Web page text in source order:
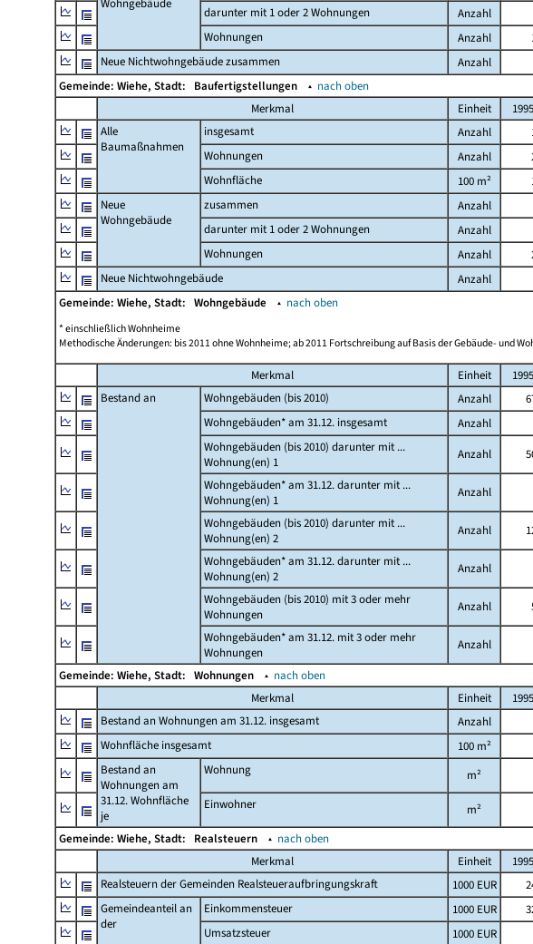
Wohngebäude
darunter mit 1 oder 2 Wohnungen
Anzahl
Wohnungen
Anzahl
Neue Nichtwohngebäude zusammen
Anzahl
Gemeinde: Wiehe, Stadt: Baufertigstellungen ▴ nach oben
Merkmal
Einheit 1995
Alle
Baumaßnahmen
insgesamt Anzahl
Wohnungen
Anzahl
Wohnfläche
100 m²
Neue
Wohngebäude
zusammen Anzahl
darunter mit 1 oder 2 Wohnungen
Anzahl
Wohnungen
Anzahl
Neue Nichtwohngebäude
Anzahl
Gemeinde: Wiehe, Stadt: Wohngebäude ▴ nach oben
* einschließlich Wohnheime
Methodische Änderungen: bis 2011 ohne Wohnheime; ab 2011 Fortschreibung auf Basis der Gebäude- und
Merkmal Einheit 1995
Bestand an
Wohngebäuden (bis 2010) Anzahl
Wohngebäuden* am 31.12. insgesamt
Anzahl
Wohngebäuden (bis 2010) darunter mit ...
Wohnung(en) 1
Anzahl
Wohngebäuden* am 31.12. darunter mit ...
Wohnung(en) 1
Anzahl
Wohngebäuden (bis 2010) darunter mit ...
Wohnung(en) 2
Anzahl
Wohngebäuden* am 31.12. darunter mit ...
Wohnung(en) 2
Anzahl
Wohngebäuden (bis 2010) mit 3 oder mehr
Wohnungen
Anzahl
Wohngebäuden* am 31.12. mit 3 oder mehr
Wohnungen
Anzahl
Gemeinde: Wiehe, Stadt: Wohnungen ▴ nach oben
Merkmal
Einheit 1995
Bestand an Wohnungen am 31.12. insgesamt
Anzahl
Wohnfläche insgesamt
100 m²
Bestand an
Wohnungen am
31.12. Wohnfläche
je
Wohnung
m²
Einwohner
m²
Gemeinde: Wiehe, Stadt: Realsteuern ▴ nach oben
Merkmal
Einheit 1995
Realsteuern der Gemeinden Realsteueraufbringungskraft
1000 EUR
Gemeindeanteil an
der
Einkommensteuer 1000 EUR
Umsatzsteuer
1000 EUR